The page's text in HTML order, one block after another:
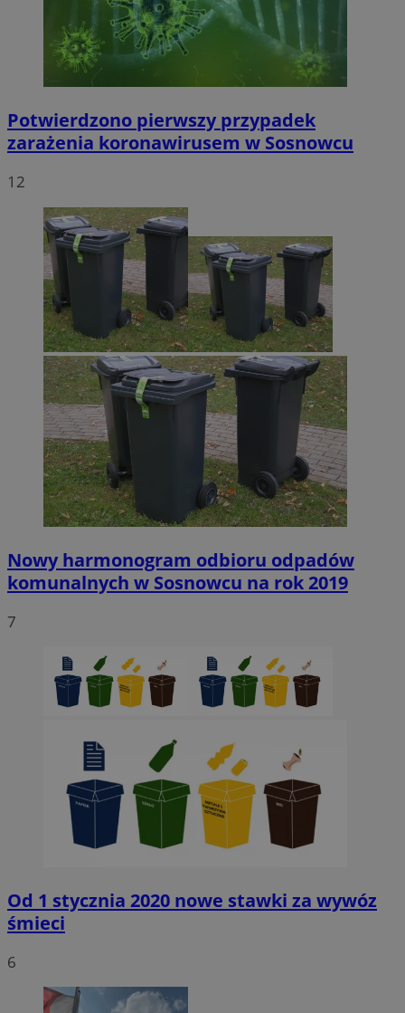
Potwierdzono pierwszy przypadek
zarażenia koronawirusem w Sosnowcu
12
Nowy harmonogram odbioru odpadów
komunalnych w Sosnowcu na rok 2019
7
Od 1 stycznia 2020 nowe stawki za wywóz
śmieci
6